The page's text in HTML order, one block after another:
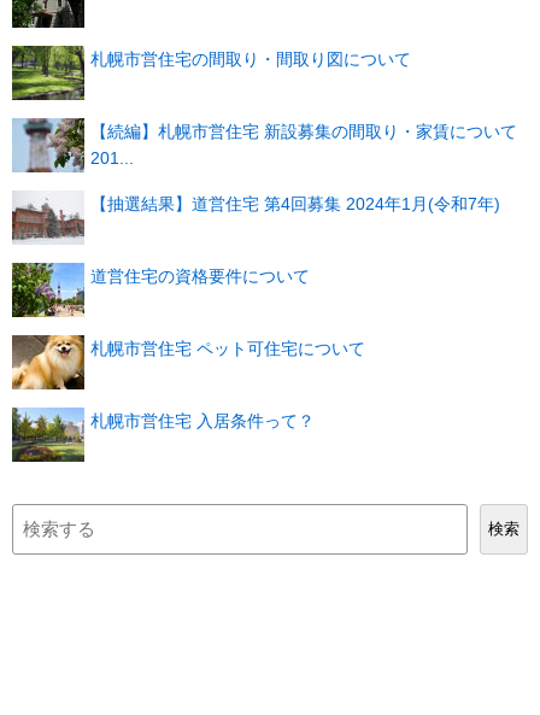
札幌市営住宅の間取り・間取り図について
【続編】札幌市営住宅 新設募集の間取り・家賃について
201...
【抽選結果】道営住宅 第4回募集 2024年1月(令和7年)
道営住宅の資格要件について
札幌市営住宅 ペット可住宅について
札幌市営住宅 入居条件って？
検
検索